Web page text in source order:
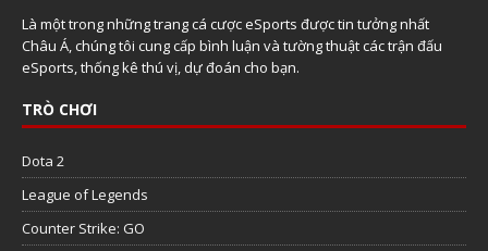
Là một trong những trang cá cược eSports được tin tưởng nhất
Châu Á, chúng tôi cung cấp bình luận và tường thuật các trận đấu
eSports, thống kê thú vị, dự đoán cho bạn.
TRÒ CHƠI
Dota 2
League of Legends
Counter Strike: GO